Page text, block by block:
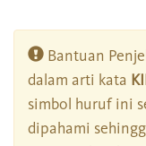
Bantuan
dalam arti kata
simbol huruf ini
dipahami